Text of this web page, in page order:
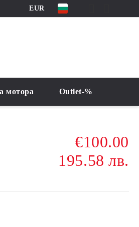
EUR
мотора Outlet-%
€100.00
195.58 лв.